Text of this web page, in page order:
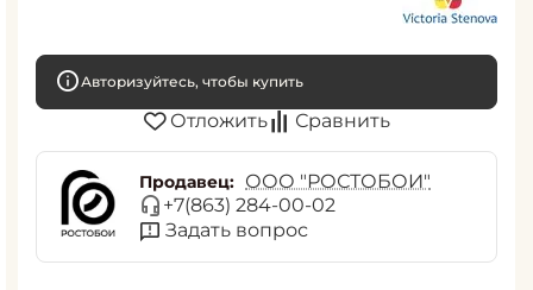
Авторизуйтесь, чтобы купить
Отложить Сравнить
Продавец: ООО "РОСТОБОИ"
+7(863) 284-00-02
Задать вопрос